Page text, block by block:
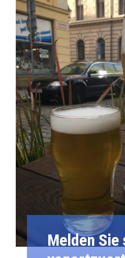
Melden Sie